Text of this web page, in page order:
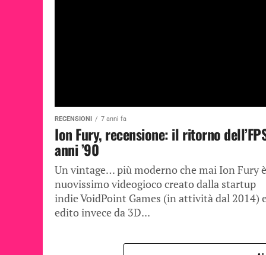
RECENSIONI 7 anni fa
Ion Fury, recensione: il ritorno
anni ’90
Un vintage… più moderno che mai Ion Fury
nuovissimo videogioco creato dalla startup
indie VoidPoint Games (in attività dal 2014)
edito invece da 3D...